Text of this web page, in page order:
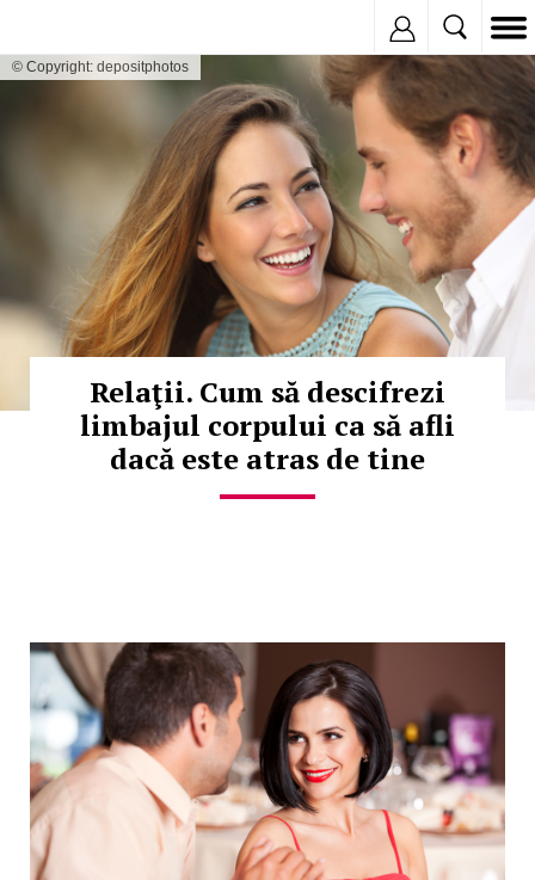
© Copyright: depositphotos
Relaţii. Cum să descifrezi
limbajul corpului ca să afli
dacă este atras de tine